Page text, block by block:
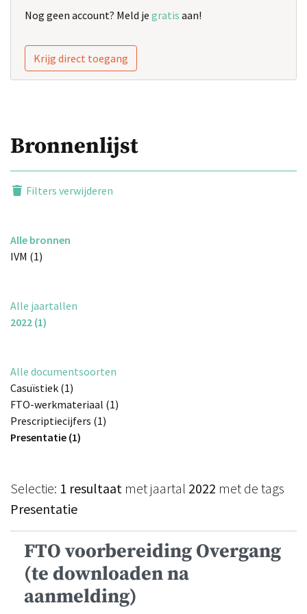
Nog geen account? Meld je gratis aan!
Krijg direct toegang
Bronnenlijst
Filters verwijderen
Alle bronnen
IVM (1)
Alle jaartallen
2022 (1)
Alle documentsoorten
Casuïstiek (1)
FTO-werkmateriaal (1)
Prescriptiecijfers (1)
Presentatie (1)
Selectie: 1 resultaat met jaartal 2022 met de tags
Presentatie
FTO voorbereiding Overgang
(te downloaden na
aanmelding)